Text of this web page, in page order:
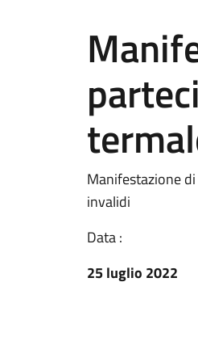
Manifestazione
invalidi
Data :
25 luglio 2022